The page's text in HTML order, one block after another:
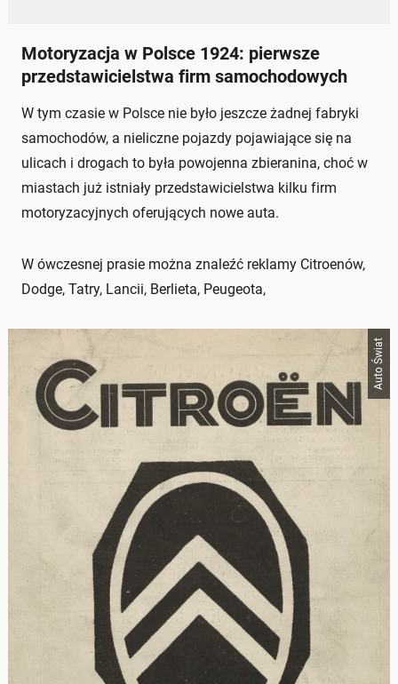
Motoryzacja w Polsce 1924: pierwsze
przedstawicielstwa firm samochodowych
W tym czasie w Polsce nie było jeszcze żadnej fabryki
samochodów, a nieliczne pojazdy pojawiające się na
ulicach i drogach to była powojenna zbieranina, choć w
miastach już istniały przedstawicielstwa kilku firm
motoryzacyjnych oferujących nowe auta.
W ówczesnej prasie można znaleźć reklamy Citroenów,
Dodge, Tatry, Lancii, Berlieta, Peugeota,
Auto Świat